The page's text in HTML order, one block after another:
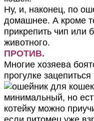
Ну, и, наконец, по
домашнее. А кроме
прикрепить чип или
животного.
ПРОТИВ.
Многие хозяева
прогулке
минимальный, но
котейку можно